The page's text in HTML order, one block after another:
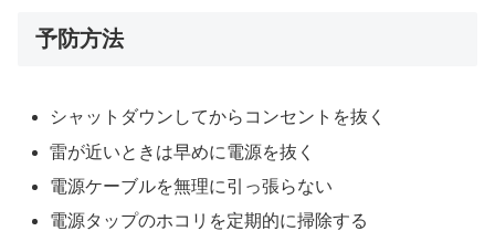
予防方法
シャットダウンしてからコンセントを抜く
雷が近いときは早めに電源を抜く
電源ケーブルを無理に引っ張らない
電源タップのホコリを定期的に掃除する